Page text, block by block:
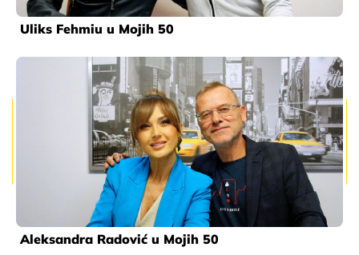
Uliks Fehmiu u Mojih 50
Aleksandra Radović u Mojih 50